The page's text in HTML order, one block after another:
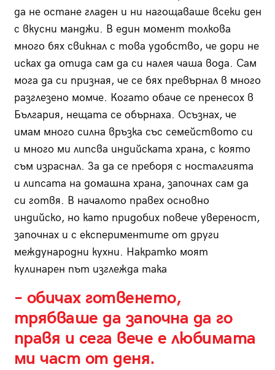
да не остане гладен и ни нагощаваше всеки ден
с вкусни манджи. В един момент толкова
много бях свикнал с това удобство, че дори не
исках да отида сам да си налея чаша вода. Сам
мога да си призная, че се бях превърнал в много
разглезено момче. Когато обаче се пренесох в
България, нещата се обърнаха. Осъзнах, че
имам много силна връзка със семейството си
и много ми липсва индийската храна, с която
съм израснал. За да се преборя с носталгията
и липсата на домашна храна, започнах сам да
си готвя. В началото правех основно
индийско, но като придобих повече увереност,
започнах и с експериментите от други
международни кухни. Накратко моят
кулинарен път изглежда така
– обичах готвенето,
трябваше да започна да го
правя и сега вече е любимата
ми част от деня.